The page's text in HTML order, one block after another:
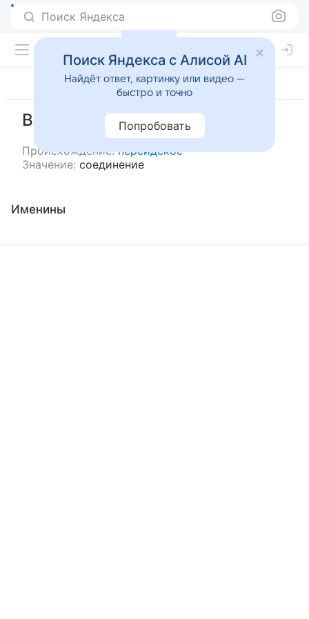
Поиск Яндекса
Висал
Происхождение: персидское
Значение: соединение
Именины
Поиск Яндекса с Алисой AI
Найдёт ответ, картинку или видео —
быстро и точно
Попробовать